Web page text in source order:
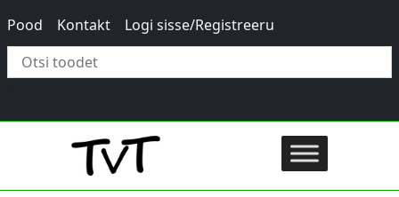
Pood Kontakt Logi sisse/Registreeru